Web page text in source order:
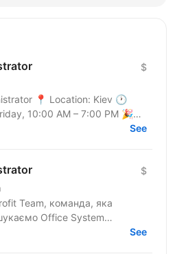
$
📍 Location: Kiev 🕐
10:00 AM – 7:00 PM 🎉
Friday with delicious foodSee
$
Office System
яка допоможе забезпечити
See